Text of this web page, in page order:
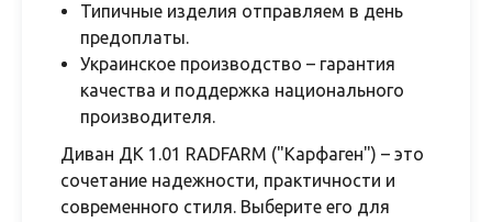
Типичные изделия отправляем в день
предоплаты.
Украинское производство – гарантия
качества и поддержка национального
производителя.
Диван ДК 1.01 RADFARM ("Карфаген") – это
сочетание надежности, практичности и
современного стиля. Выберите его для